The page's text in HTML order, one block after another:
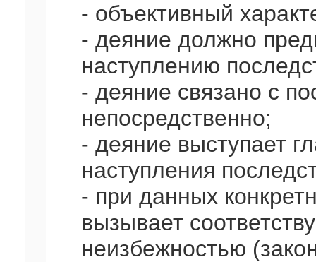
- объективный
- деяние должно
наступлению
- деяние связано с
непосредственно;
- деяние выступает
наступления
- при данных
вызывает
неизбежностью